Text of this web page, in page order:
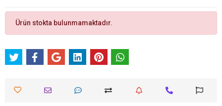
Ürün stokta bulunmamaktadır.